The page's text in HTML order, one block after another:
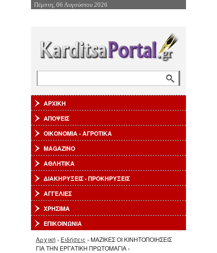
Επιστροφή στην Πλοήγηση
Πέμπτη, 06 Αυγούστου 2026
ΑΡΧΙΚΗ
ΑΠΟΨΕΙΣ
ΟΙΚΟΝΟΜΙΑ - ΑΓΡΟΤΙΚΑ
MAGAZINO
ΑΘΛΗΤΙΚΑ
ΔΙΑΚΗΡΥΞΕΙΣ - ΠΡΟΚΗΡΥΞΕΙΣ
ΑΓΓΕΛΙΕΣ
ΧΡΗΣΙΜΑ
ΕΠΙΚΟΙΝΩΝΙΑ
Είστε εδώ
Αρχική › Ειδήσεις › ΜΑΖΙΚΕΣ ΟΙ ΚΙΝΗΤΟΠΟΙΗΣΕΙΣ
ΓΙΑ ΤΗΝ ΕΡΓΑΤΙΚΗ ΠΡΩΤΟΜΑΓΙΑ ›